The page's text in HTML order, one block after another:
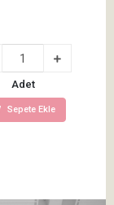
Adet
Sepete Ekle